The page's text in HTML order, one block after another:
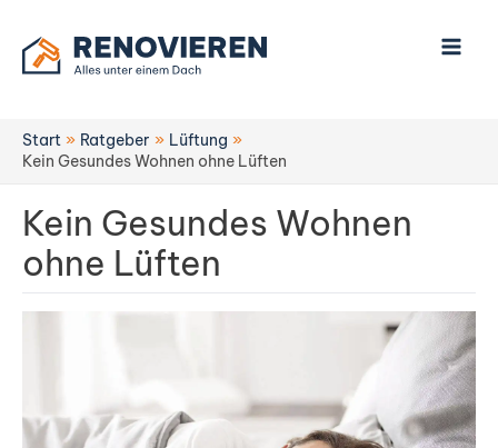
Inhalt
springen
Start Ratgeber
Lüftung
Kein Gesundes Wohnen ohne Lüften
Kein Gesundes Wohnen
ohne Lüften